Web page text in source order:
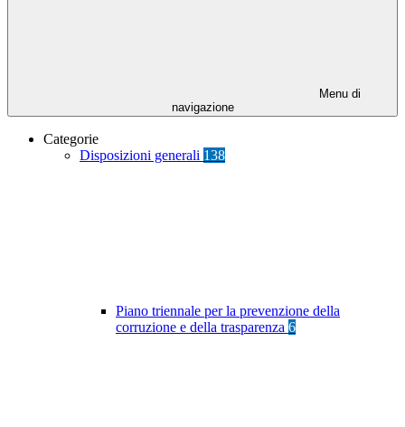
Menu di
navigazione
Categorie
Disposizioni generali 138
Piano triennale per la prevenzione della
corruzione e della trasparenza 6